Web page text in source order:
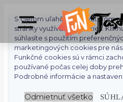
S cieľom uľahčiť používateľom
stránky využívame cookies.
súhlasíte s použitím
marketingových cookies pre nás
Funkčné cookies sú v rámci
používané počas celej doby
Podrobné informácie a
Odmietnuť všetko